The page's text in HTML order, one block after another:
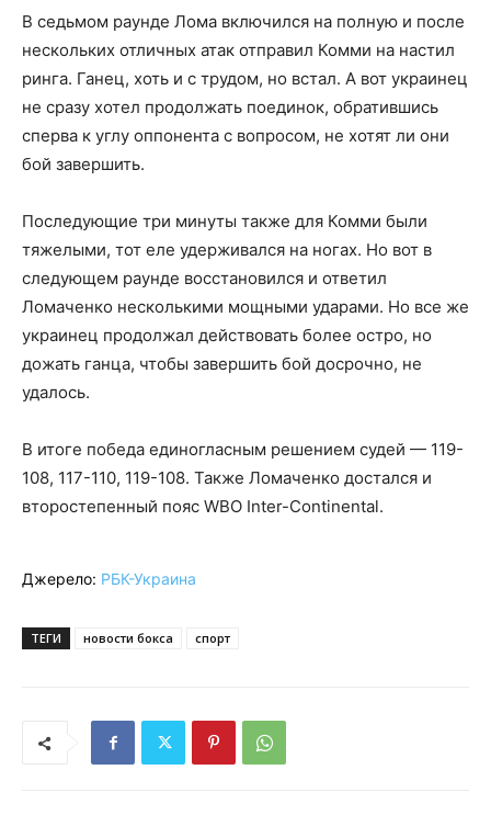
В седьмом раунде Лома включился на полную и после
нескольких отличных атак отправил Комми на настил
ринга. Ганец, хоть и с трудом, но встал. А вот украинец
не сразу хотел продолжать поединок, обратившись
сперва к углу оппонента с вопросом, не хотят ли они
бой завершить.
Последующие три минуты также для Комми были
тяжелыми, тот еле удерживался на ногах. Но вот в
следующем раунде восстановился и ответил
Ломаченко несколькими мощными ударами. Но все же
украинец продолжал действовать более остро, но
дожать ганца, чтобы завершить бой досрочно, не
удалось.
В итоге победа единогласным решением судей — 119-
108, 117-110, 119-108. Также Ломаченко достался и
второстепенный пояс WBO Inter-Continental.
Джерело: РБК-Украина
ТЕГИ новости бокса спорт